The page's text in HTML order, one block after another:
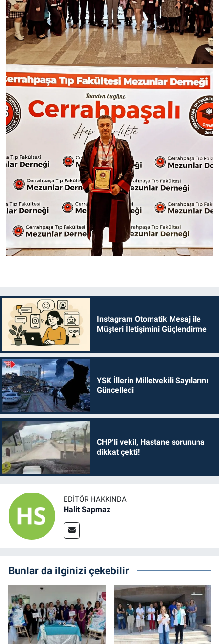
Instagram Otomatik Mesaj ile
Müşteri İletişimini Güçlendirme
YSK İllerin Milletvekili Sayılarını
Güncelledi
CHP’li vekil, Hastane sorununa
dikkat çekti!
EDITÖR HAKKINDA
Halit Sapmaz
Bunlar da ilginizi çekebilir